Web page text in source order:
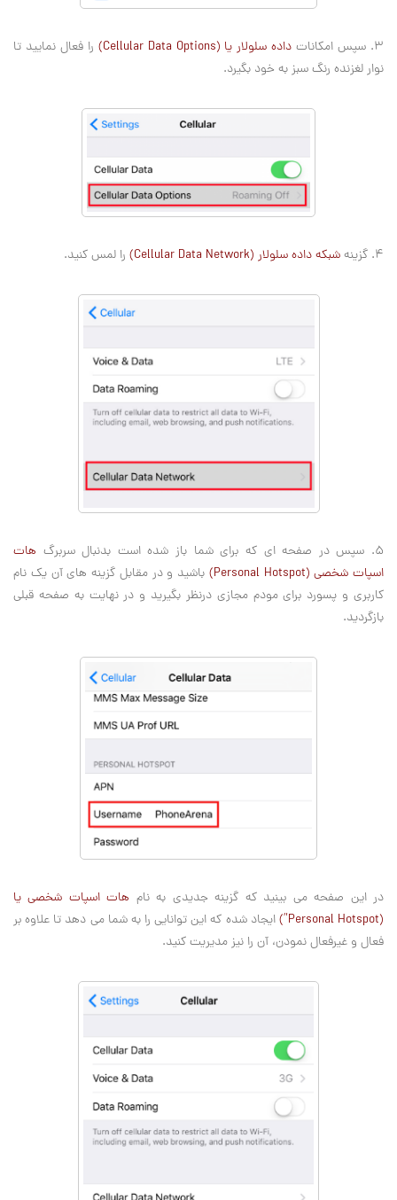
3. سپس امکانات داده سلولار یا (Cellular Data Options)
را فعال نمایید تا
نوار لغزنده رنگ سبز به خود بگیرد.
4. گزینه شبکه داده سلولار (Cellular Data Network) را لمس کنید.
5. سپس در صفحه ای که برای شما باز شده است بدنبال سربرگ
هات
اسپات شخصی (Personal Hotspot)
باشید و در مقابل گزینه های آن یک نام
کاربری و پسورد برای مودم مجازی درنظر بگیرید و در نهایت به صفحه قبلی
بازگردید.
در این صفحه می بینید که گزینه جدیدی به نام هات اسپات شخصی یا
(Personal Hotspot”)
ایجاد شده که این توانایی را به شما می دهد تا علاوه بر
فعال و غیرفعال نمودن، آن را نیز مدیریت کنید.